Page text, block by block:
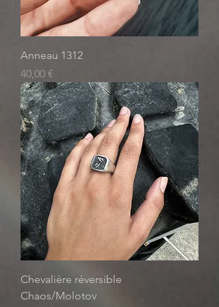
Anneau 1312
Prix
40,00 €
Chevalière réversible
Chaos/Molotov